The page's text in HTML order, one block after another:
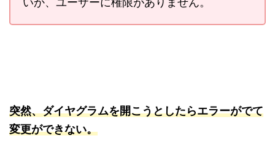
突然、ダイヤグラムを開こうとしたらエラーがでて
変更ができない。